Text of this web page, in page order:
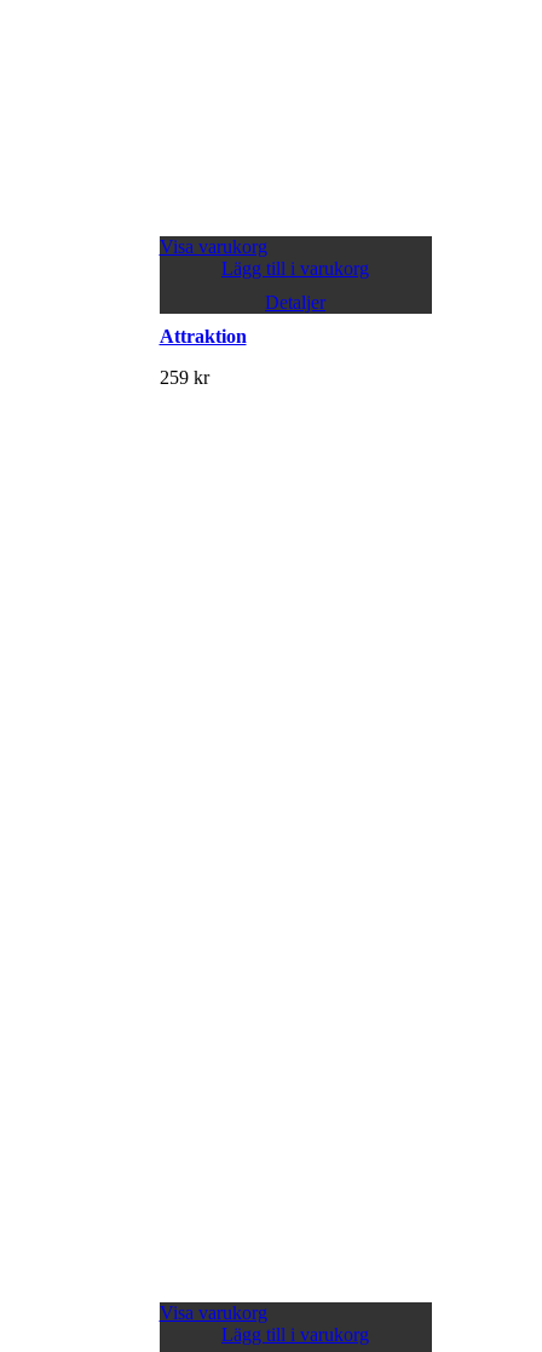
Visa varukorg
Lägg till i varukorg
Detaljer
Attraktion
259 kr
Visa varukorg
Lägg till i varukorg